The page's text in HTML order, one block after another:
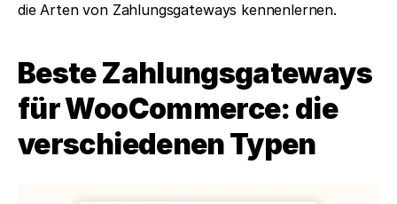
die Arten von Zahlungsgateways kennenlernen.
Beste Zahlungsgateways
für WooCommerce: die
verschiedenen Typen